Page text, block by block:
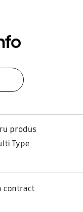
produs
Type
contract